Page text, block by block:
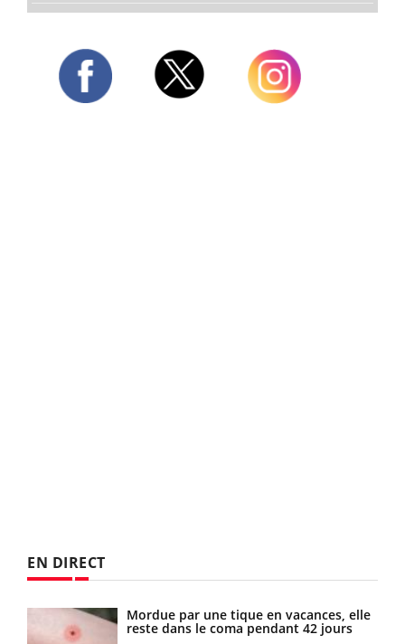
EN DIRECT
Mordue par une tique en vacances, elle
reste dans le coma pendant 42 jours
Allergies alimentaires : une nouvelle
arme contre les réactions sévères